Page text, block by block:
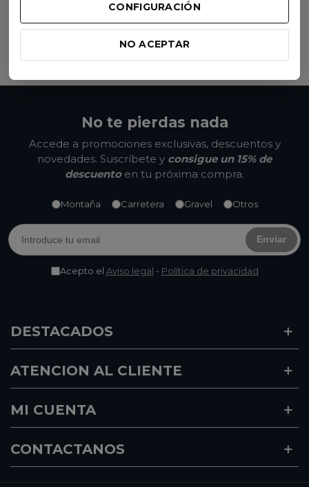
CONFIGURACIÓN
NO ACEPTAR
No te pierdas nada
Accede a promociones exclusivas, descuentos y
novedades. Suscríbete y consigue un 15% de
descuentoen tu próxima compra.
Montaña Carretera Gravel Otros
Enviar
Acepto el Aviso legal - Política de privacidad
DESTACADOS
ATENCION AL CLIENTE
MI CUENTA
CONTACTANOS